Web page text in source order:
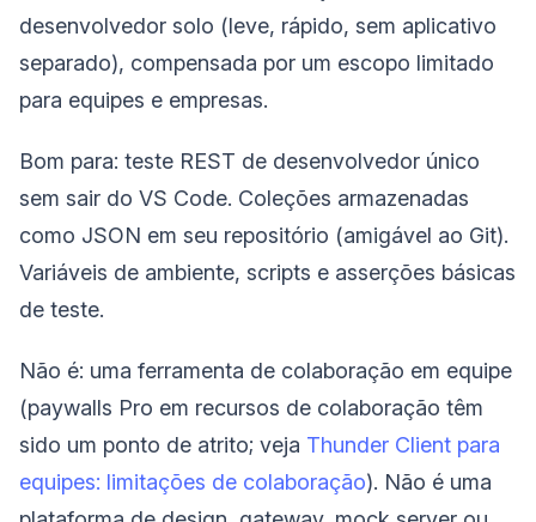
desenvolvedor solo (leve, rápido, sem aplicativo
separado), compensada por um escopo limitado
para equipes e empresas.
Bom para: teste REST de desenvolvedor único
sem sair do VS Code. Coleções armazenadas
como JSON em seu repositório (amigável ao Git).
Variáveis de ambiente, scripts e asserções básicas
de teste.
Não é: uma ferramenta de colaboração em equipe
(paywalls Pro em recursos de colaboração têm
sido um ponto de atrito; veja Thunder Client para
equipes: limitações de colaboração). Não é uma